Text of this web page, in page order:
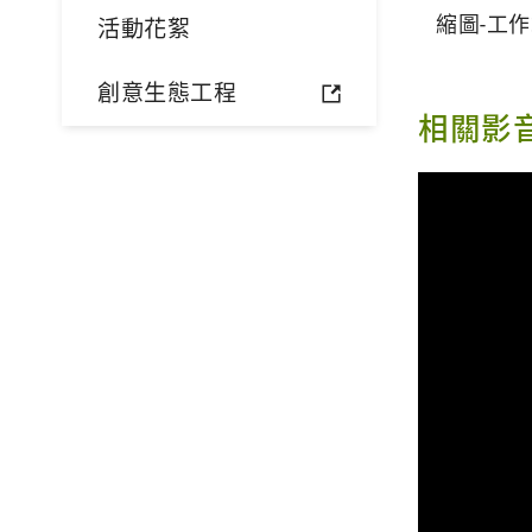
活動花絮
創意生態工程
縮圖-工
相關影